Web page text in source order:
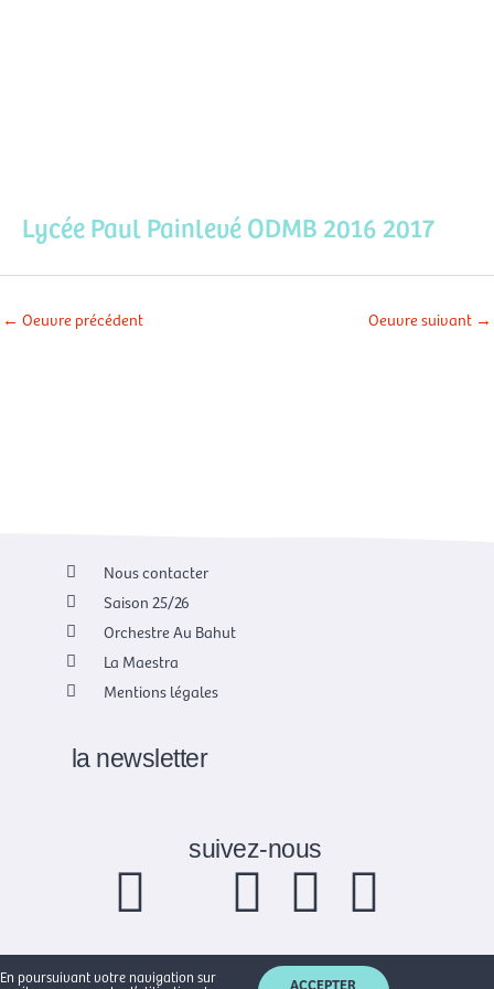
Lycée Paul Painlevé ODMB 2016 2017
← Oeuvre précédent Oeuvre suivant →
Nous contacter
Saison 25/26
Orchestre Au Bahut
La Maestra
Mentions légales
la newsletter
suivez-nous
F
a -
I
n
Y
o
L
i
En poursuivant votre navigation sur ACCEPTER